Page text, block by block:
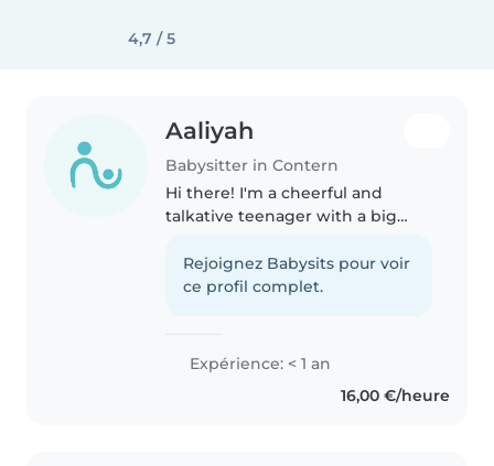
4,7 / 5
Aaliyah
Babysitter in Contern
Hi there! I'm a cheerful and
talkative teenager with a big
crafting, and playing games, so
I'm great at keeping little ones
Rejoignez Babysits pour voir
ce profil complet.
Expérience: < 1 an
16,00 €/heure